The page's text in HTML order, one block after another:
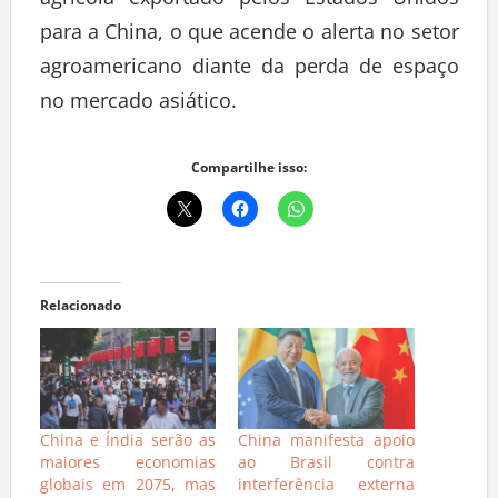
para a China, o que acende o alerta no setor
agroamericano diante da perda de espaço
no mercado asiático.
Compartilhe isso:
Relacionado
China e Índia serão as
maiores economias
globais em 2075, mas
China manifesta apoio
ao Brasil contra
interferência externa